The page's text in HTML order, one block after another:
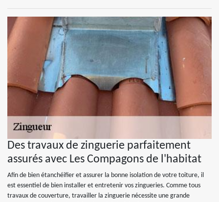
Des travaux de zinguerie parfaitement
assurés avec Les Compagons de l'habitat
Afin de bien étanchéifier et assurer la bonne isolation de votre toiture, il
est essentiel de bien installer et entretenir vos zingueries. Comme tous
travaux de couverture, travailler la zinguerie nécessite une grande